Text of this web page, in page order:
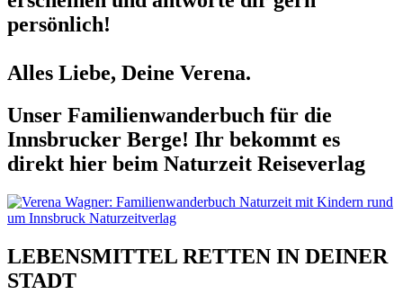
persönlich!
Alles Liebe, Deine Verena.
Unser Familienwanderbuch für die
Innsbrucker Berge! Ihr bekommt es
direkt hier beim Naturzeit Reiseverlag
LEBENSMITTEL RETTEN IN DEINER
STADT